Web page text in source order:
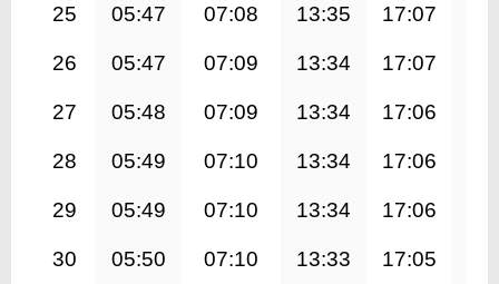
25 05:47 07:08 13:35 17:07
26 05:47 07:09 13:34 17:07
27 05:48 07:09 13:34 17:06
28 05:49 07:10 13:34 17:06
29 05:49 07:10 13:34 17:06
30 05:50 07:10 13:33 17:05